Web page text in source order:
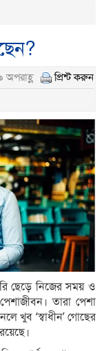
অপরাহ্ণ প্রিন্ট করুন
ছেড়ে নিজের সময় ও
তারা পেশা
খুব ‘স্বাধীন’ গোছের